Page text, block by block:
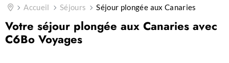
Accueil Séjours Séjour plongée aux Canaries
Votre séjour plongée aux Canaries avec
C6Bo Voyages